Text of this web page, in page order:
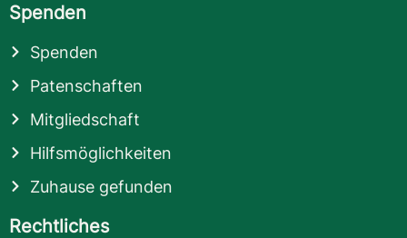
Spenden
Spenden
Patenschaften
Mitgliedschaft
Hilfsmöglichkeiten
Zuhause gefunden
Rechtliches